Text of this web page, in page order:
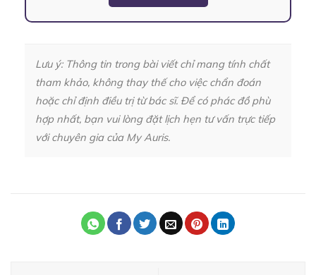
Lưu ý: Thông tin trong bài viết chỉ mang tính chất
tham khảo, không thay thế cho việc chẩn đoán
hoặc chỉ định điều trị từ bác sĩ. Để có phác đồ phù
hợp nhất, bạn vui lòng đặt lịch hẹn tư vấn trực tiếp
với chuyên gia của My Auris.